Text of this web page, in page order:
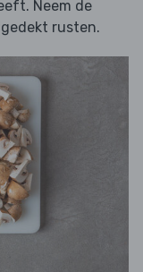
Neem de
rusten.